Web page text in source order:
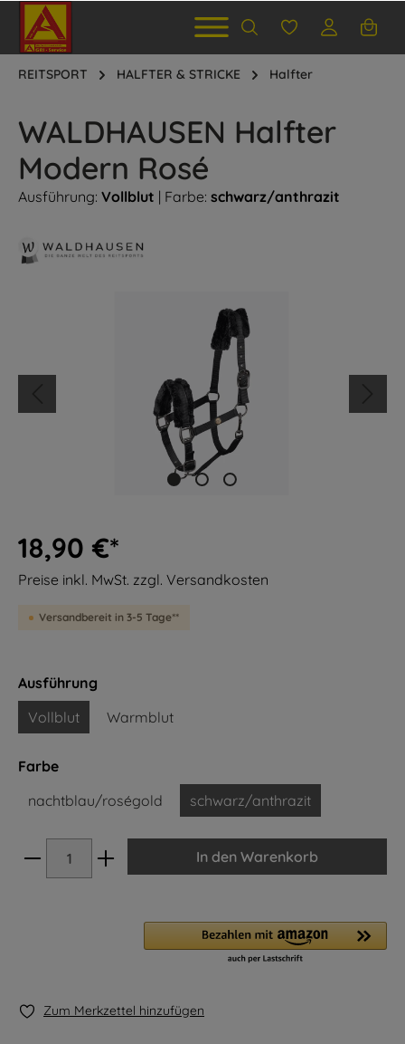
REITSPORT HALFTER & STRICKE Halfter
WALDHAUSEN Halfter
Modern Rosé
Ausführung: Vollblut | Farbe: schwarz/anthrazit
18,90 €*
Preise inkl. MwSt. zzgl. Versandkosten
Versandbereit in 3-5 Tage**
Ausführung
Vollblut
Warmblut
Farbe
nachtblau/roségold
schwarz/anthrazit
In den Warenkorb
Zum Merkzettel hinzufügen